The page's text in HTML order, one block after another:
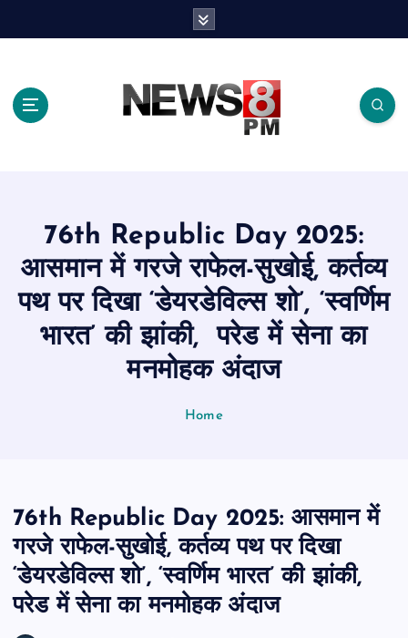
76th Republic Day 2025:
आसमान में गरजे राफेल-सुखोई, कर्तव्य
पथ पर दिखा ‘डेयरडेविल्स शो’, ‘स्वर्णिम
भारत’ की झांकी, परेड में सेना का
मनमोहक अंदाज
Home
76th Republic Day 2025: आसमान में
गरजे राफेल-सुखोई, कर्तव्य पथ पर दिखा
‘डेयरडेविल्स शो’, ‘स्वर्णिम भारत’ की झांकी,
परेड में सेना का मनमोहक अंदाज